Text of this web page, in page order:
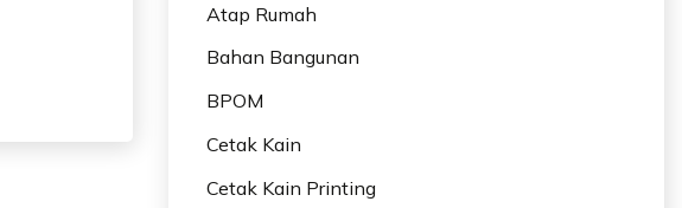
Atap Rumah
Bahan Bangunan
BPOM
Cetak Kain
Cetak Kain Printing